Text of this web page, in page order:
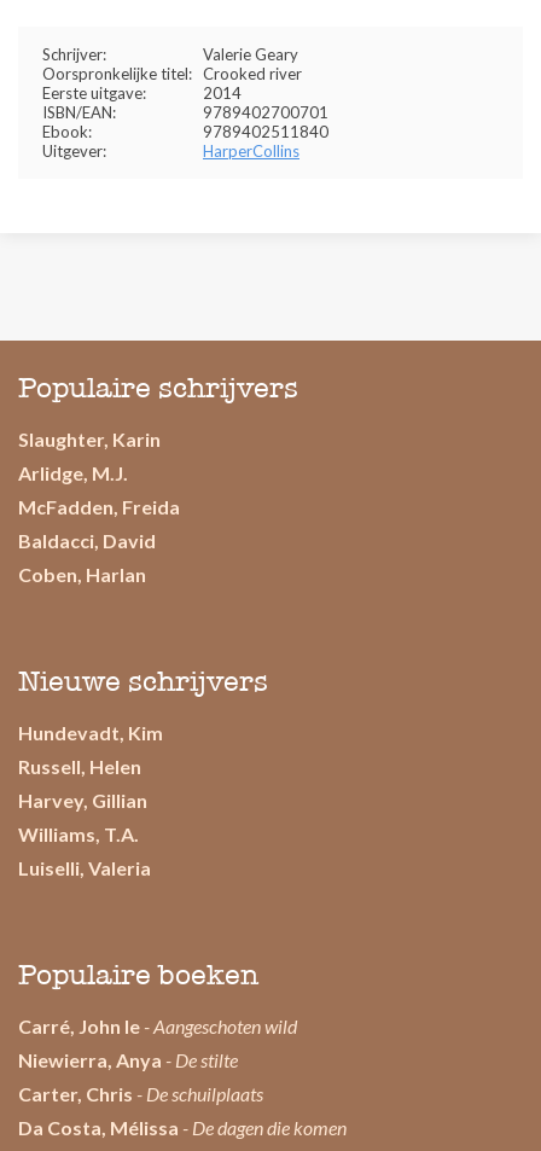
Schrijver:
Valerie Geary
Oorspronkelijke titel: Crooked river
Eerste uitgave:
2014
ISBN/EAN:
9789402700701
Ebook:
9789402511840
Uitgever:
HarperCollins
Populaire schrijvers
Slaughter, Karin
Arlidge, M.J.
McFadden, Freida
Baldacci, David
Coben, Harlan
Nieuwe schrijvers
Hundevadt, Kim
Russell, Helen
Harvey, Gillian
Williams, T.A.
Luiselli, Valeria
Populaire boeken
Carré, John le - Aangeschoten wild
Niewierra, Anya - De stilte
Carter, Chris - De schuilplaats
Da Costa, Mélissa - De dagen die komen